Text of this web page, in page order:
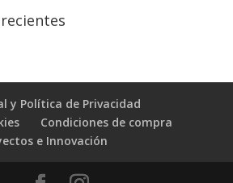
y Política de Privacidad
Condiciones de compra
e Innovación